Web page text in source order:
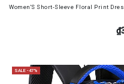
Women'S Short-Sleeve Floral Print
SALE -47%